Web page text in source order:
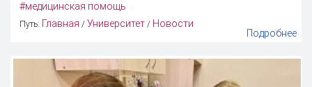
#медицинская помощь
Путь: Главная / Университет / Новости
Подробнее